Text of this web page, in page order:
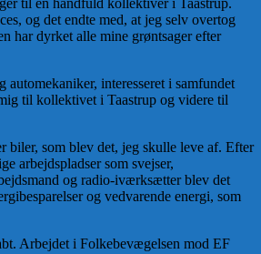
og det endte med, at jeg selv overtog
har dyrket alle mine grøntsager efter
automekaniker, interesseret i samfundet
til kollektivet i Taastrup og videre til
biler, som blev det, jeg skulle leve af. Efter
arbejdspladser som svejser,
og radio-iværksætter blev det
og vedvarende energi, som
Arbejdet i Folkebevægelsen mod EF